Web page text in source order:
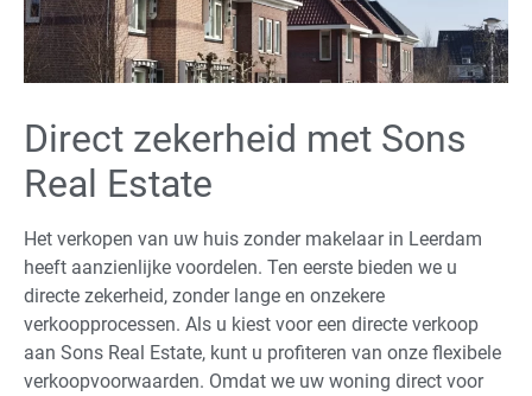
Direct zekerheid met Sons
Real Estate
Het verkopen van uw huis zonder makelaar in Leerdam
heeft aanzienlijke voordelen. Ten eerste bieden we u
directe zekerheid, zonder lange en onzekere
verkoopprocessen. Als u kiest voor een directe verkoop
aan Sons Real Estate, kunt u profiteren van onze flexibele
verkoopvoorwaarden. Omdat we uw woning direct voor